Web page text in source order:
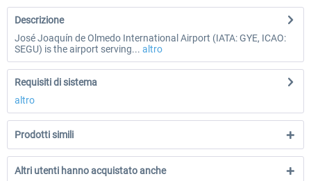
Descrizione
José Joaquín de Olmedo International Airport (IATA: GYE, ICAO:
SEGU) is the airport serving... altro
Requisiti di sistema
altro
Prodotti simili
Altri utenti hanno acquistato anche